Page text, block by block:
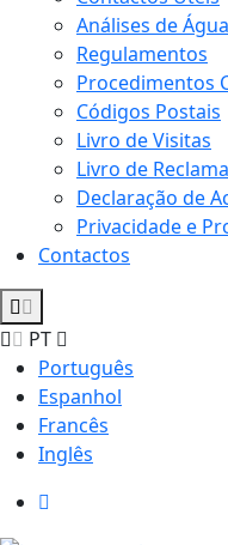
Análises de Água
Regulamentos
Procedimentos
Códigos Postais
Livro de Visitas
Livro de
Declaração de
Privacidade e
Contactos
PT
Português
Espanhol
Francês
Inglês